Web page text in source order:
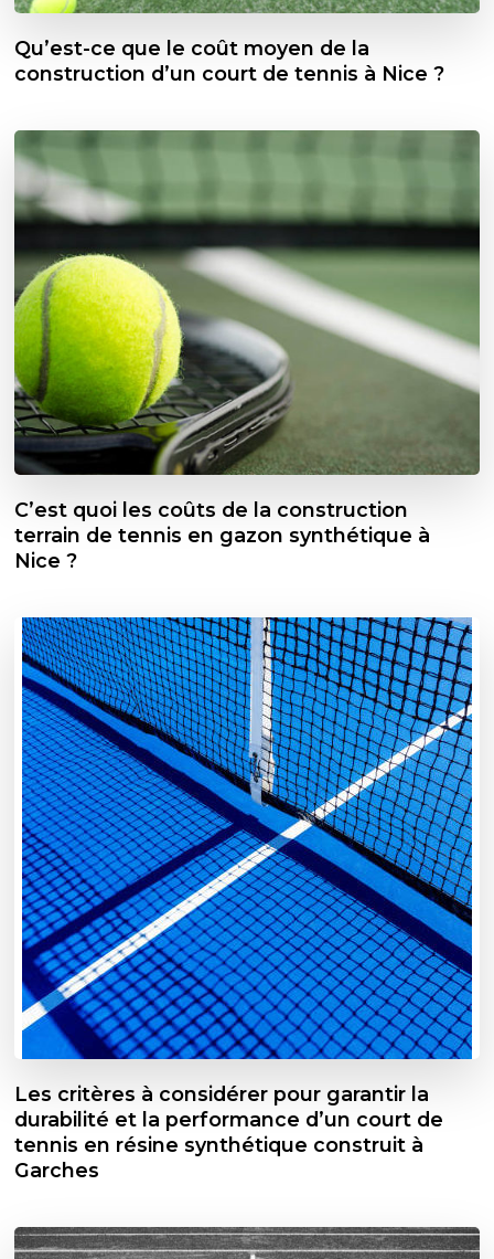
Qu’est-ce que le coût moyen de la
construction d’un court de tennis à Nice ?
C’est quoi les coûts de la construction
terrain de tennis en gazon synthétique à
Nice ?
Les critères à considérer pour garantir la
durabilité et la performance d’un court de
tennis en résine synthétique construit à
Garches